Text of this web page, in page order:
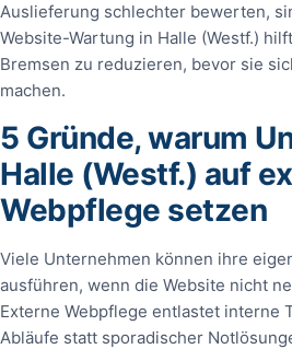
Auslieferung schlechter bewerten,
Website-Wartung in Halle (Westf.)
Bremsen zu reduzieren, bevor sie
machen.
5 Gründe, warum
Halle (Westf.) auf
Webpflege setzen
Viele Unternehmen können ihre
ausführen, wenn die Website nicht
Externe Webpflege entlastet interne
Abläufe statt sporadischer